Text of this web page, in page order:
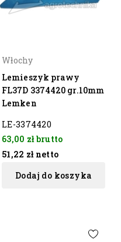
Włochy
Lemieszyk prawy
FL37D 3374420 gr.10mm
Lemken
LE-3374420
63,00 złbrutto
51,22 zł netto
Dodaj do koszyka